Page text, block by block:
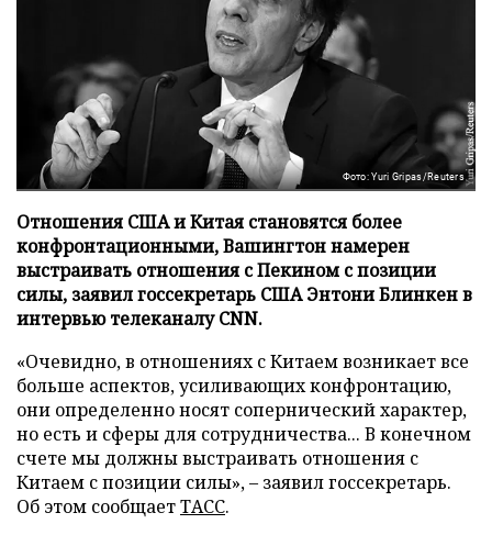
Фото: Yuri Gripas/Reuters
Отношения США и Китая становятся более
конфронтационными, Вашингтон намерен
выстраивать отношения с Пекином с позиции
силы, заявил госсекретарь США Энтони Блинкен в
интервью телеканалу CNN.
«Очевидно, в отношениях с Китаем возникает все
больше аспектов, усиливающих конфронтацию,
они определенно носят сопернический характер,
но есть и сферы для сотрудничества... В конечном
счете мы должны выстраивать отношения с
Китаем с позиции силы», – заявил госсекретарь.
Об этом сообщаетТАСС.